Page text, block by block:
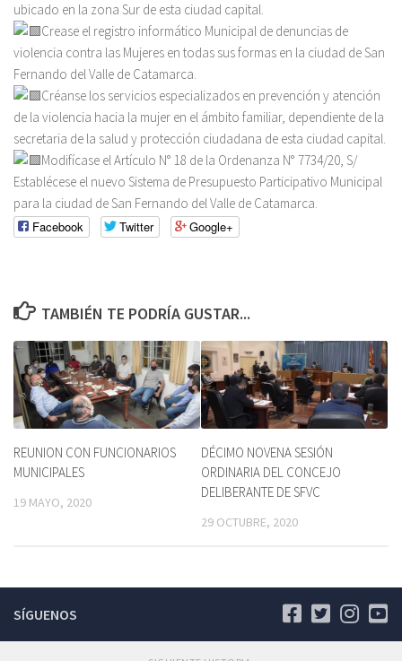
ubicado en la zona Sur de esta ciudad capital.
Crease el registro informático Municipal de denuncias de
violencia contra las Mujeres en todas sus formas en la ciudad de San
Fernando del Valle de Catamarca.
Créanse los servicios especializados en prevención y atención
de la violencia hacia la mujer en el ámbito familiar, dependiente de la
secretaria de la salud y protección ciudadana de esta ciudad capital.
Modifícase el Artículo N° 18 de la Ordenanza N° 7734/20, S/
Establécese el nuevo Sistema de Presupuesto Participativo Municipal
para la ciudad de San Fernando del Valle de Catamarca.
Facebook
Twitter Google+
TAMBIÉN TE PODRÍA GUSTAR...
REUNION CON FUNCIONARIOS
MUNICIPALES
19 MAYO, 2020
DÉCIMO NOVENA SESIÓN
ORDINARIA DEL CONCEJO
DELIBERANTE DE SFVC
29 OCTUBRE, 2020
SÍGUENOS